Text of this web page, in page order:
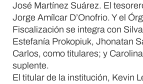
José Martínez Suárez. El
Jorge Amílcar D’Onofrio. Y el
Fiscalización se integra con
Estefanía Prokopiuk, Jhonatan
Carlos, como titulares; y
suplente.
El titular de la institución, Kevin